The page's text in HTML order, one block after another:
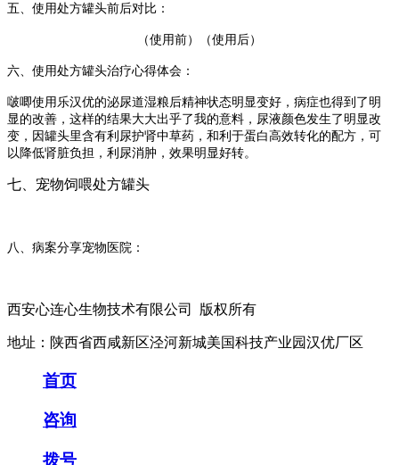
五、使用处方罐头前后对比：
（使用前） （使用后）
六、使用处方罐头治疗心得体会：
啵唧使用乐汉优的泌尿道湿粮后精神状态明显变好，病症也得到了明
显的改善，这样的结果大大出乎了我的意料，尿液颜色发生了明显改
变 ，因罐头里含有利尿护肾中草药，和利于蛋白高效转化的配方，可
以降低肾脏负担，利尿消肿，效果明显好转。
七、宠物饲喂处方罐头
八、病案分享宠物医院：
西安心连心生物技术有限公司 版权所有
地址：陕西省西咸新区泾河新城美国科技产业园汉优厂区
首页
咨询
拨号